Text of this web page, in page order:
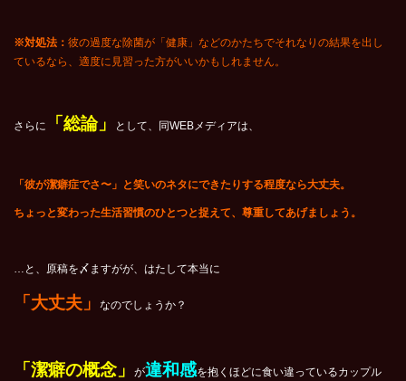
※対処法： 彼の過度な除菌が「健康」などのかたちでそれなりの結果を出し
ているなら、適度に見習った方がいいかもしれません。
さらに 「総論」 として、同WEBメディアは、
「彼が潔癖症でさ〜」と笑いのネタにできたりする程度なら大丈夫。
ちょっと変わった生活習慣のひとつと捉えて、尊重してあげましょう。
…と、原稿を〆ますがが、はたして本当に
「大丈夫」 なのでしょうか？
「潔癖の概念」 が違和感を抱くほどに食い違っているカップル